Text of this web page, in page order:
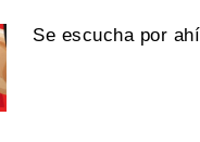
Se escucha por ahí